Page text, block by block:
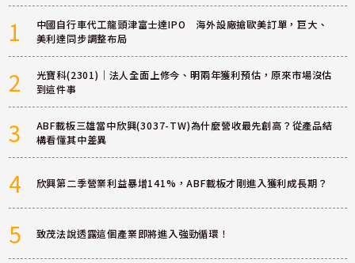
1
中國自行車代工龍頭津富士達IPO 海外設廠搶歐美訂單，巨大、
美利達同步調整布局
2
光寶科(2301)｜法人全面上修今、明兩年獲利預估，原來市場沒估
到這件事
3
ABF載板三雄當中欣興(3037-TW)為什麼營收最先創高？從產品結
構看懂其中差異
4 欣興第二季營業利益暴增141%，ABF載板才剛進入獲利成長期？
5 致茂法說透露這個產業即將進入強勁循環！